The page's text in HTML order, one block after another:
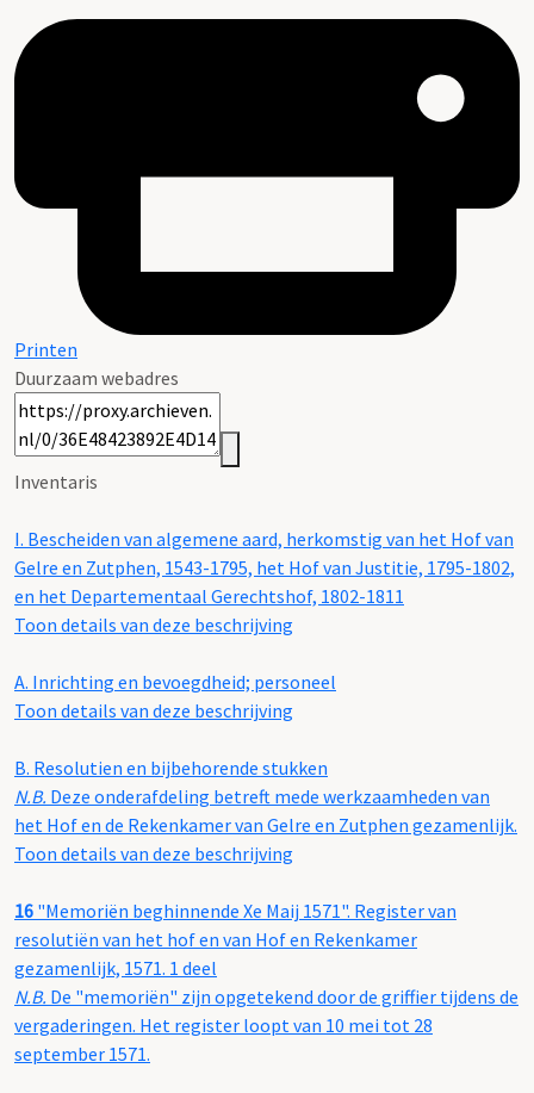
Printen
Duurzaam webadres
Inventaris
I. Bescheiden van algemene aard, herkomstig van het Hof van
Gelre en Zutphen, 1543-1795, het Hof van Justitie, 1795-1802,
en het Departementaal Gerechtshof, 1802-1811
Toon details van deze beschrijving
A. Inrichting en bevoegdheid; personeel
Toon details van deze beschrijving
B. Resolutien en bijbehorende stukken
N.B. Deze onderafdeling betreft mede werkzaamheden van
het Hof en de Rekenkamer van Gelre en Zutphen gezamenlijk.
Toon details van deze beschrijving
16 "Memoriën beghinnende Xe Maij 1571". Register van
resolutiën van het hof en van Hof en Rekenkamer
gezamenlijk, 1571. 1 deel
N.B. De "memoriën" zijn opgetekend door de griffier tijdens de
vergaderingen. Het register loopt van 10 mei tot 28
september 1571.